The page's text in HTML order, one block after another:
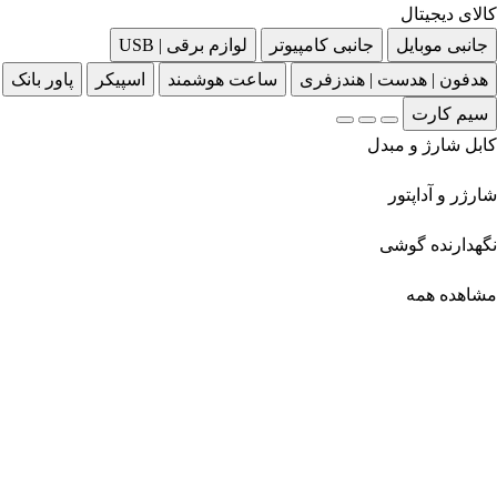
کالای دیجیتال
جانبی موبایل
جانبی کامپیوتر
لوازم برقی | USB
هدفون | هدست | هندزفری
ساعت هوشمند اسپیکر
پاور بانک
سیم کارت
کابل شارژ و مبدل
شارژر و آداپتور
نگهدارنده گوشی
مشاهده همه